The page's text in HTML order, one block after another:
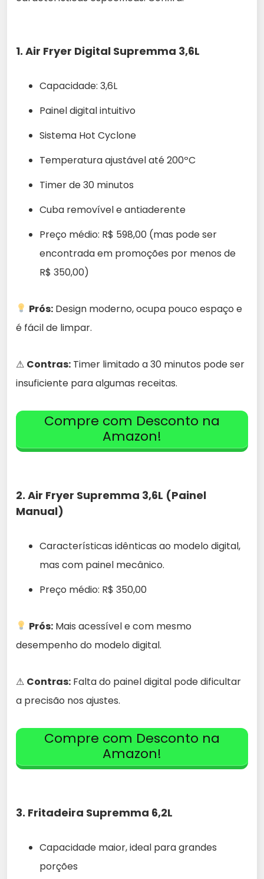
1. Air Fryer Digital Supremma 3,6L
Capacidade: 3,6L
Painel digital intuitivo
Sistema Hot Cyclone
Temperatura ajustável até 200ºC
Timer de 30 minutos
Cuba removível e antiaderente
Preço médio: R$ 598,00 (mas pode ser
encontrada em promoções por menos de
R$ 350,00)
Prós: Design moderno, ocupa pouco espaço e
é fácil de limpar.
⚠ Contras: Timer limitado a 30 minutos pode ser
insuficiente para algumas receitas.
Compre com Desconto na
Amazon!
2. Air Fryer Supremma 3,6L (Painel
Manual)
Características idênticas ao modelo digital,
mas com painel mecânico.
Preço médio: R$ 350,00
Prós: Mais acessível e com mesmo
desempenho do modelo digital.
⚠ Contras: Falta do painel digital pode dificultar
a precisão nos ajustes.
Compre com Desconto na
Amazon!
3. Fritadeira Supremma 6,2L
Capacidade maior, ideal para grandes
porções